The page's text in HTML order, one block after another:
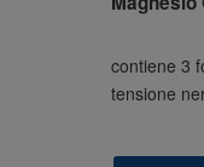
contiene 3
tensione